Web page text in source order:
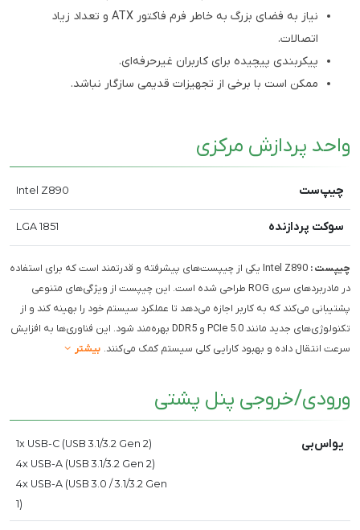
نیاز به فضای بزرگ به خاطر فرم فاکتور ATX و تعداد زیاد
اتصالات.
پیکربندی پیچیده برای کاربران غیرحرفه‌ای.
ممکن است با برخی از تجهیزات قدیمی سازگار نباشد.
واحد پردازش مرکزی
چیپ‌ست Intel Z890
سوکت پردازنده LGA 1851
چیپست :
Intel Z890 یکی از چیپست‌های پیشرفته و قدرتمند است که برای استفاده
در مادربردهای سری ROG طراحی شده است. این چیپست از ویژگی‌های متنوعی
پشتیبانی می‌کند که به کاربر اجازه می‌دهد تا عملکرد سیستم خود را بهینه کند و از
تکنولوژی‌های جدید مانند PCIe 5.0 و DDR5 بهره‌مند شود. این فناوری‌ها به افزایش
سرعت انتقال داده و بهبود کارایی کلی سیستم کمک می‌کنند. بیشتر
ورودی/خروجی پنل پشتی
یواس‌بی
1x USB-C (USB 3.1/3.2 Gen 2)
4x USB-A (USB 3.1/3.2 Gen 2)
4x USB-A (USB 3.0 / 3.1/3.2 Gen
1)